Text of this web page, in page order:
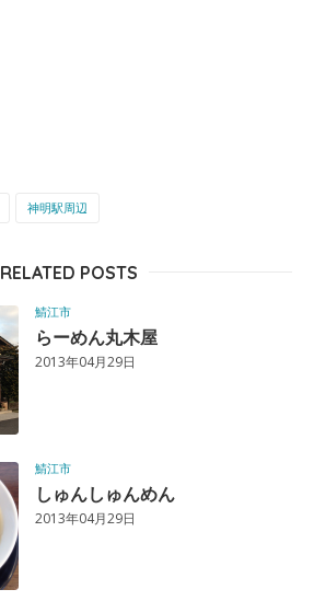
神明駅周辺
RELATED POSTS
鯖江市
らーめん丸木屋
2013年04月29日
鯖江市
しゅんしゅんめん
2013年04月29日